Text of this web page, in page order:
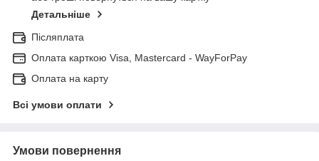
Детальніше
Післяплата
Оплата карткою Visa, Mastercard - WayForPay
Оплата на карту
Всі умови оплати
Умови повернення